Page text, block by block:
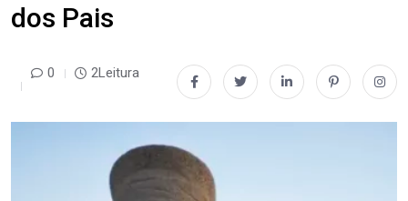
dos Pais
0 2Leitura